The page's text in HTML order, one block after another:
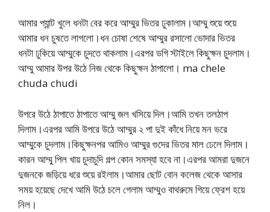
আমার প্যান্ট খুলে ধনটা বের করে আম্মুর ভিতর ঢুকালাম।আম্মু শুয়ে শুয়ে
আমার ধন চুষতে লাগলো।ধন চোষা শেষে আম্মুর রসালো ভোদার ভিতর
ধনটা ঢুকিয়ে আম্মুকে চুদতে থাকলাম।এরপর ডগি স্টাইলে কিছুক্ষন চুদলাম।
আম্মু আমার উপর উঠে নিজ থেকে কিছুক্ষন ঠাপালো। ma chele
chuda chudi
উপরে উঠে ঠাপাতে ঠাপাতে আম্মু জল খসিয়ে দিল।আমি তখন তলঠাপ
দিলাম।এরপর আমি উপরে উঠে আম্মুর ২ পা দুই কাঁধে নিয়ে মন ভরে
আম্মুকে চুদলাম।কিছুক্ষনপর আমিও আম্মুর গুদের ভিতর মাল ঢেলে দিলাম।
কারন আম্মু পিল খায় চুদাচুদি গল্প কোন সমস্যা হবে না।এরপর আমরা দুজনে
দুজনকে জড়িয়ে ধরে শুয়ে রইলাম।আমার ছোট বোন কলেজ থেকে আসার
সময় হয়েছে দেখে আমি উঠে চলে গেলাম আম্মুও বাথরুমে গিয়ে ফ্রেশ হয়ে
নিল।